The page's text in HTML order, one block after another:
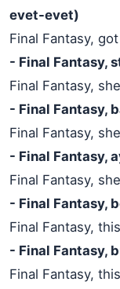
evet-evet)
Final Fantasy,
- Final Fantasy,
Final Fantasy,
- Final Fantasy,
Final Fantasy,
- Final Fantasy,
Final Fantasy,
- Final Fantasy,
Final Fantasy,
- Final Fantasy,
Final Fantasy,